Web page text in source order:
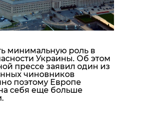
Общество
Авторское
ИноСМИ
минимальную роль в
Украины. Об этом
прессе заявил один из
чиновников
поэтому Европе
себя еще больше